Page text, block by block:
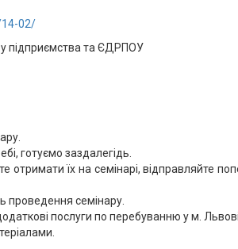
02/
підприємства та ЄДРПОУ
готуємо заздалегідь.
отримати їх на семінарі, відправляйте
проведення семінару.
послуги по перебуванню у м.